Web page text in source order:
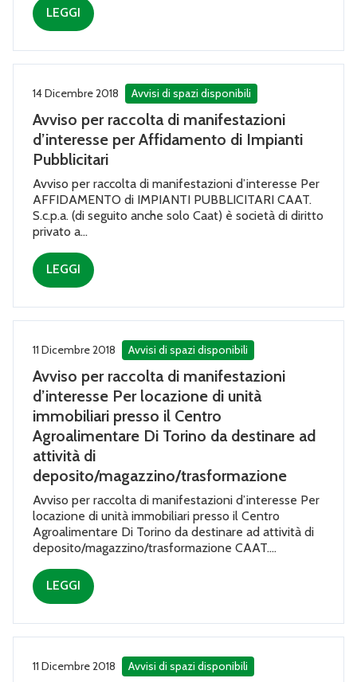
LEGGI
14 Dicembre 2018 Avvisi di spazi disponibili
Avviso per raccolta di manifestazioni
d’interesse per Affidamento di Impianti
Pubblicitari
Avviso per raccolta di manifestazioni d’interesse Per
AFFIDAMENTO di IMPIANTI PUBBLICITARI CAAT.
S.c.p.a. (di seguito anche solo Caat) è società di diritto
privato a...
LEGGI
11 Dicembre 2018 Avvisi di spazi disponibili
Avviso per raccolta di manifestazioni
d’interesse Per locazione di unità
immobiliari presso il Centro
Agroalimentare Di Torino da destinare ad
attività di
deposito/magazzino/trasformazione
Avviso per raccolta di manifestazioni d’interesse Per
locazione di unità immobiliari presso il Centro
Agroalimentare Di Torino da destinare ad attività di
deposito/magazzino/trasformazione CAAT....
LEGGI
11 Dicembre 2018 Avvisi di spazi disponibili